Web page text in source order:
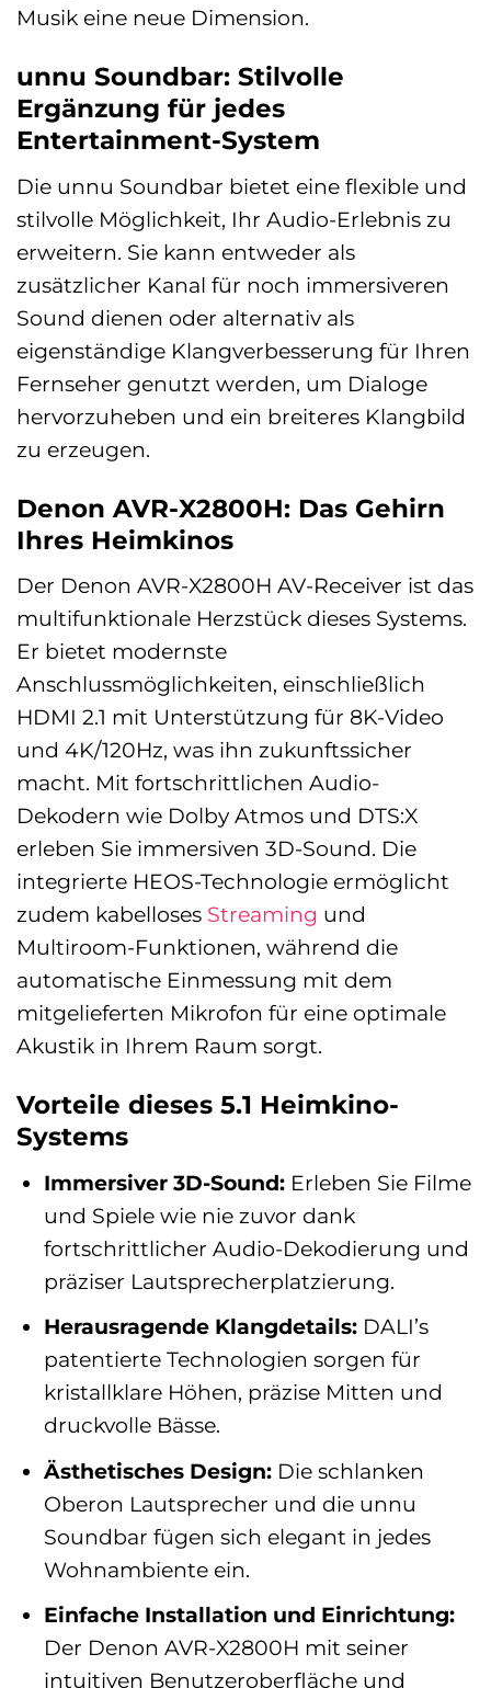
Musik eine neue Dimension.
unnu Soundbar: Stilvolle
Ergänzung für jedes
Entertainment-System
Die unnu Soundbar bietet eine flexible und
stilvolle Möglichkeit, Ihr Audio-Erlebnis zu
erweitern. Sie kann entweder als
zusätzlicher Kanal für noch immersiveren
Sound dienen oder alternativ als
eigenständige Klangverbesserung für Ihren
Fernseher genutzt werden, um Dialoge
hervorzuheben und ein breiteres Klangbild
zu erzeugen.
Denon AVR-X2800H: Das Gehirn
Ihres Heimkinos
Der Denon AVR-X2800H AV-Receiver ist das
multifunktionale Herzstück dieses Systems.
Er bietet modernste
Anschlussmöglichkeiten, einschließlich
HDMI 2.1 mit Unterstützung für 8K-Video
und 4K/120Hz, was ihn zukunftssicher
macht. Mit fortschrittlichen Audio-
Dekodern wie Dolby Atmos und DTS:X
erleben Sie immersiven 3D-Sound. Die
integrierte HEOS-Technologie ermöglicht
zudem kabelloses Streaming und
Multiroom-Funktionen, während die
automatische Einmessung mit dem
mitgelieferten Mikrofon für eine optimale
Akustik in Ihrem Raum sorgt.
Vorteile dieses 5.1 Heimkino-
Systems
Immersiver 3D-Sound:Erleben Sie Filme
und Spiele wie nie zuvor dank
fortschrittlicher Audio-Dekodierung und
präziser Lautsprecherplatzierung.
Herausragende Klangdetails:DALI’s
patentierte Technologien sorgen für
kristallklare Höhen, präzise Mitten und
druckvolle Bässe.
Ästhetisches Design:Die schlanken
Oberon Lautsprecher und die unnu
Soundbar fügen sich elegant in jedes
Wohnambiente ein.
Einfache Installation und Einrichtung:
Der Denon AVR-X2800H mit seiner
intuitiven Benutzeroberfläche und